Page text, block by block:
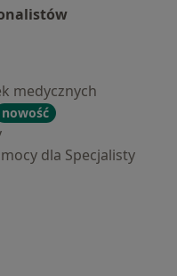
medycznych
nowość
dla Specjalisty